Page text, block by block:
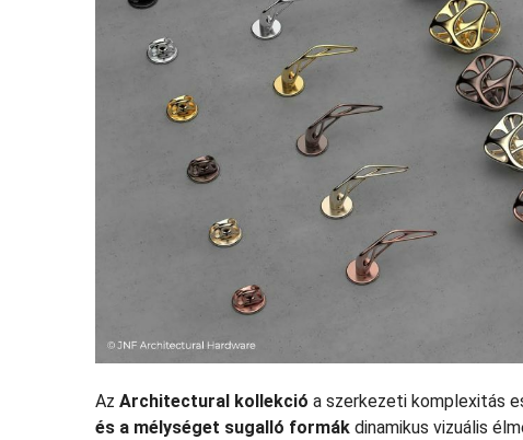
Az Architectural kollekció a szerkezeti komplexitás
és a mélységet sugalló formák dinamikus vizuális